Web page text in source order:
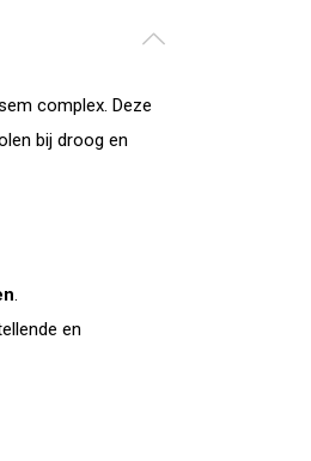
complex. Deze
bij droog en
.
en